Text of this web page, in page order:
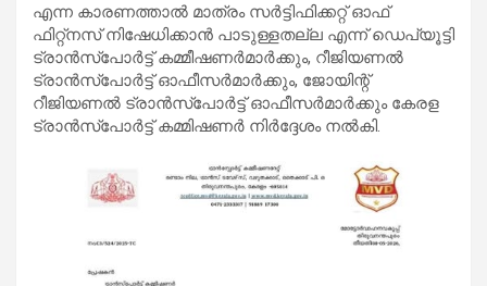
എന്ന കാരണത്താൽ മാത്രം സർട്ടിഫിക്കറ്റ് ഓഫ്
ഫിറ്റ്നസ് നിഷേധിക്കാൻ പാടുള്ളതല്ല എന്ന് ഡെപ്യൂട്ടി
ട്രാൻസ്പോർട്ട് കമ്മീഷണർമാർക്കും, റീജിയണൽ
ട്രാൻസ്പോർട്ട് ഓഫീസർമാർക്കും, ജോയിന്റ്
റീജിയണൽ ട്രാൻസ്പോർട്ട് ഓഫീസർമാർക്കും കേരള
ട്രാൻസ്പോർട്ട് കമ്മിഷണർ നിർദ്ദേശം നൽകി.